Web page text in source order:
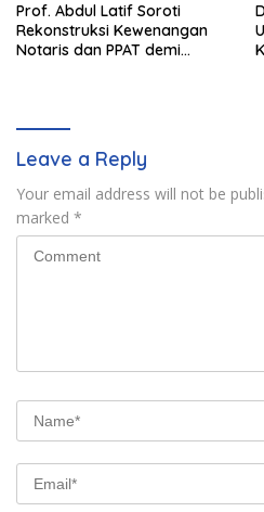
Prof. Abdul Latif Soroti
Rekonstruksi Kewenangan
Notaris dan PPAT demi
Leave a Reply
Your email address will not be
marked *